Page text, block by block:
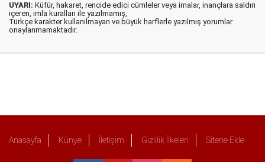
UYARI: Küfür, hakaret, rencide edici cümleler veya imalar, inançlara saldırı
içeren, imla kuralları ile yazılmamış,
Türkçe karakter kullanılmayan ve büyük harflerle yazılmış yorumlar
onaylanmamaktadır.
Anasayfa Künye İletişim Gizlilik İlkeleri Sitene Ekle